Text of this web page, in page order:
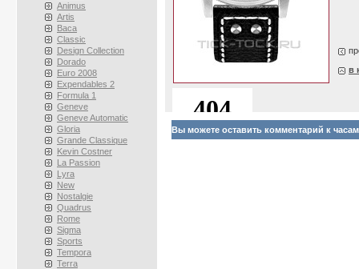
Animus
Artis
Baca
Classic
Design Collection
Dorado
Euro 2008
Expendables 2
Formula 1
Geneve
Geneve Automatic
Gloria
Grande Classique
Kevin Costner
La Passion
Lyra
New
Nostalgie
Quadrus
Rome
Sigma
Sports
Tempora
Terra
в
Вы можете оставить комментарий к